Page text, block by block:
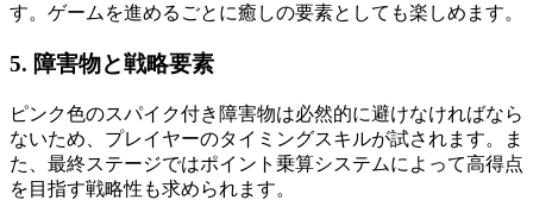
す。ゲームを進めるごとに癒しの要素としても楽しめます。
5. 障害物と戦略要素
ピンク色のスパイク付き障害物は必然的に避けなければなら
ないため、プレイヤーのタイミングスキルが試されます。ま
た、最終ステージではポイント乗算システムによって高得点
を目指す戦略性も求められます。